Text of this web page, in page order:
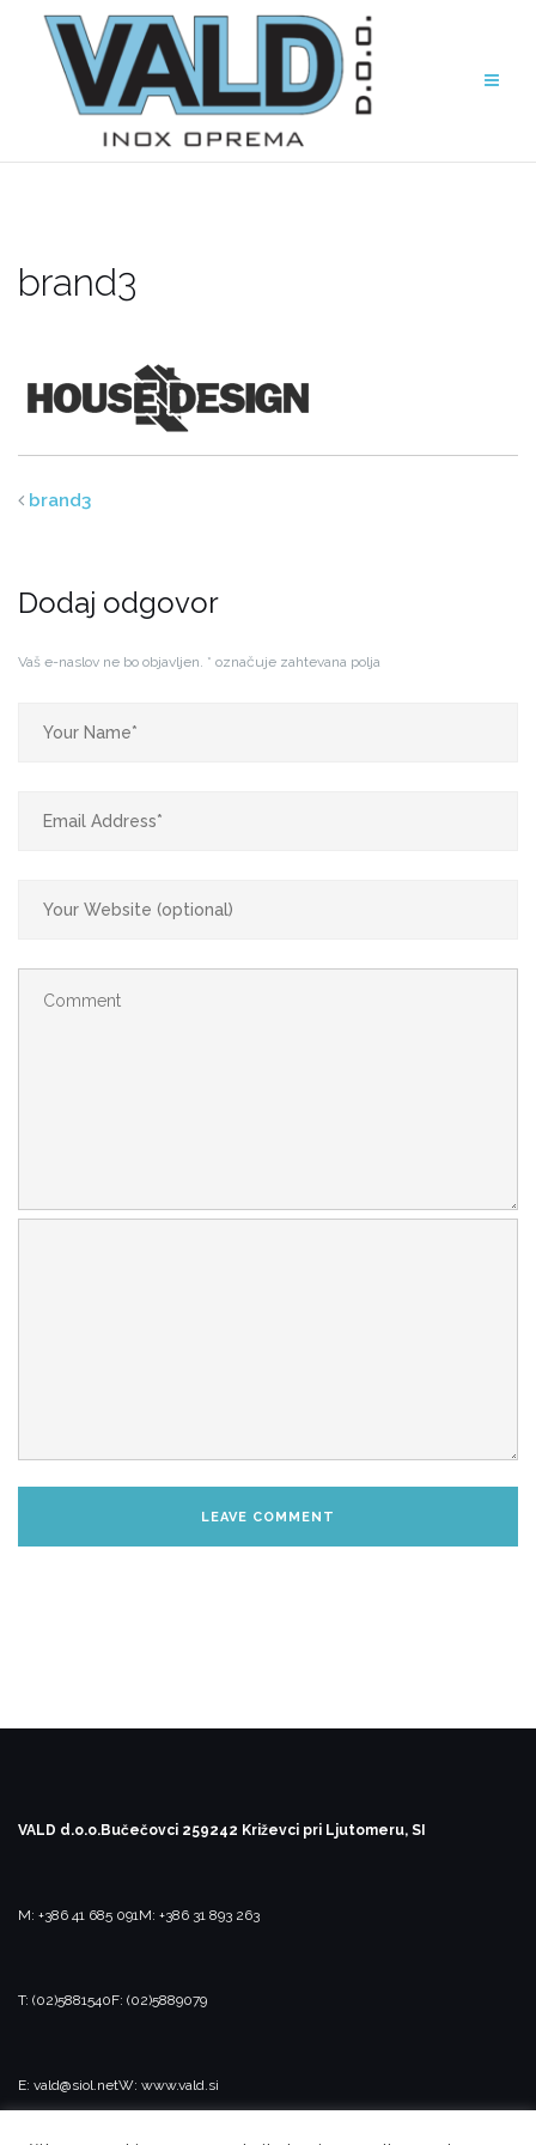
brand3
brand3
Dodaj odgovor
Vaš e-naslov ne bo objavljen. * označuje zahtevana polja
VALD d.o.o.Bučečovci 259242 Križevci pri Ljutomeru, SI
M: +386 41 685 091M: +386 31 893 263
T: (02)5881540F: (02)5889079
E: vald@siol.netW: www.vald.si